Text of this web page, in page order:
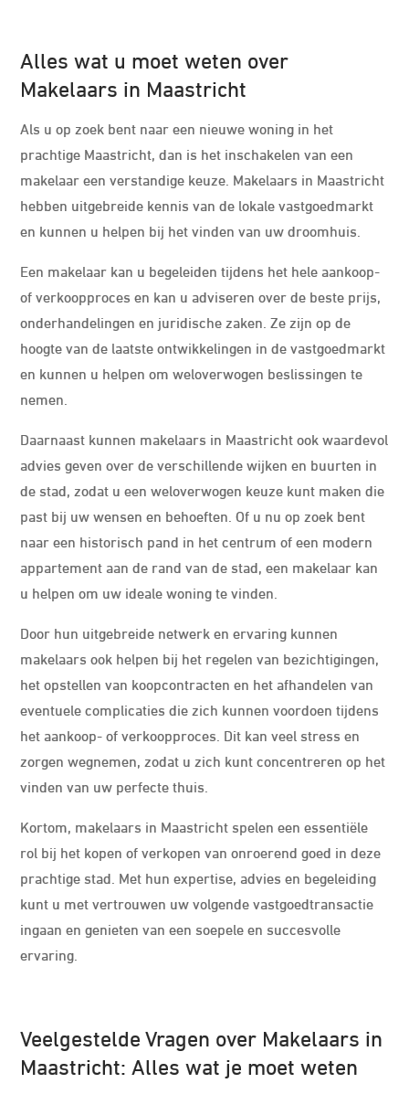
Alles wat u moet weten over
Makelaars in Maastricht
Als u op zoek bent naar een nieuwe woning in het
prachtige Maastricht, dan is het inschakelen van een
makelaar een verstandige keuze. Makelaars in Maastricht
hebben uitgebreide kennis van de lokale vastgoedmarkt
en kunnen u helpen bij het vinden van uw droomhuis.
Een makelaar kan u begeleiden tijdens het hele aankoop-
of verkoopproces en kan u adviseren over de beste prijs,
onderhandelingen en juridische zaken. Ze zijn op de
hoogte van de laatste ontwikkelingen in de vastgoedmarkt
en kunnen u helpen om weloverwogen beslissingen te
nemen.
Daarnaast kunnen makelaars in Maastricht ook waardevol
advies geven over de verschillende wijken en buurten in
de stad, zodat u een weloverwogen keuze kunt maken die
past bij uw wensen en behoeften. Of u nu op zoek bent
naar een historisch pand in het centrum of een modern
appartement aan de rand van de stad, een makelaar kan
u helpen om uw ideale woning te vinden.
Door hun uitgebreide netwerk en ervaring kunnen
makelaars ook helpen bij het regelen van bezichtigingen,
het opstellen van koopcontracten en het afhandelen van
eventuele complicaties die zich kunnen voordoen tijdens
het aankoop- of verkoopproces. Dit kan veel stress en
zorgen wegnemen, zodat u zich kunt concentreren op het
vinden van uw perfecte thuis.
Kortom, makelaars in Maastricht spelen een essentiële
rol bij het kopen of verkopen van onroerend goed in deze
prachtige stad. Met hun expertise, advies en begeleiding
kunt u met vertrouwen uw volgende vastgoedtransactie
ingaan en genieten van een soepele en succesvolle
ervaring.
Veelgestelde Vragen over Makelaars in
Maastricht: Alles wat je moet weten